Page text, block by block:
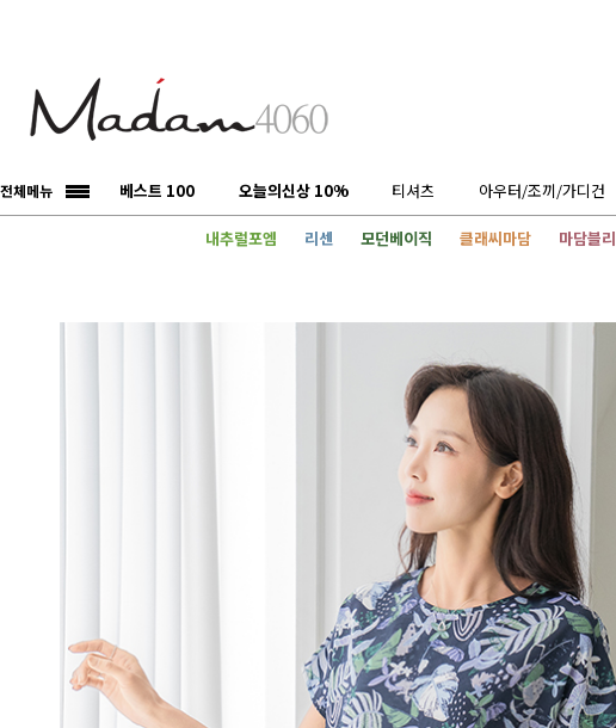
전체메뉴 베스트 100 오늘의신상 10% 티셔츠 아우터/조끼/가디건
내추럴포엠 리센 모던베이직 클래씨마담 마담블리